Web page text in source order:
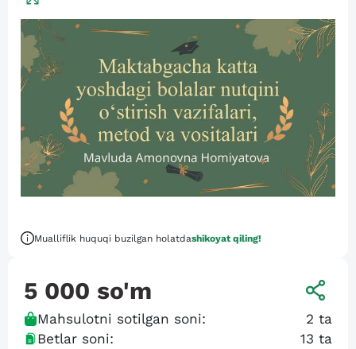
Mualliflik huquqi buzilgan holatdashikoyat qiling!
5 000 so'm
Mahsulotni sotilgan soni: 2 ta
Betlar soni:
13 ta